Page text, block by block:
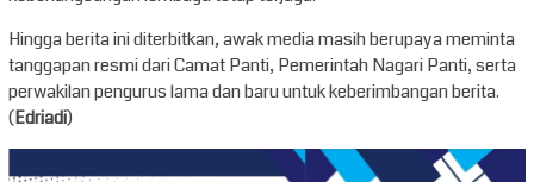
Hingga berita ini diterbitkan, awak media masih berupaya meminta
tanggapan resmi dari Camat Panti, Pemerintah Nagari Panti, serta
perwakilan pengurus lama dan baru untuk keberimbangan berita.
(Edriadi)